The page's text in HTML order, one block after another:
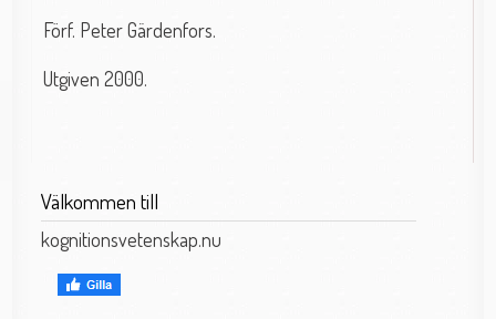
Förf. Peter Gärdenfors.
Utgiven 2000.
Välkommen till
kognitionsvetenskap.nu